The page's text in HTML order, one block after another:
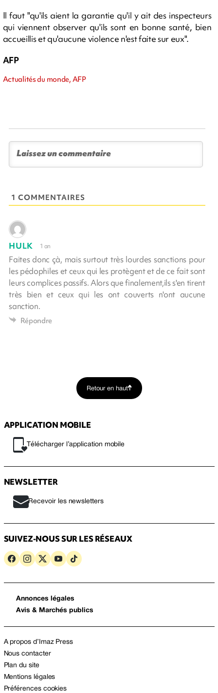
Il faut "qu'ils aient la garantie qu'il y ait des inspecteurs
qui viennent observer qu'ils sont en bonne santé, bien
accueillis et qu'aucune violence n'est faite sur eux".
AFP
Actualités du monde, AFP
1 COMMENTAIRES
HULK 1 an
Faites donc çà, mais surtout très lourdes sanctions pour
les pédophiles et ceux qui les protègent et de ce fait sont
leurs complices passifs. Alors que finalement,ils s'en tirent
très bien et ceux qui les ont couverts n'ont aucune
sanction.
Répondre
Retour en haut
APPLICATION MOBILE
Télécharger l’application mobile
NEWSLETTER
Recevoir les newsletters
SUIVEZ-NOUS SUR LES RÉSEAUX
Annonces légales
Avis & Marchés publics
A propos d’Imaz Press
Nous contacter
Plan du site
Mentions légales
Préférences cookies